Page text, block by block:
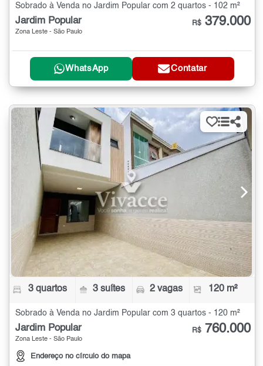
Sobrado à Venda no Jardim Popular com 2 quartos - 102 m²
Jardim Popular
Zona Leste - São Paulo
R$ 379.000
WhatsApp Contatar
3 quartos 3 suítes 2 vagas 120 m²
Sobrado à Venda no Jardim Popular com 3 quartos - 120 m²
Jardim Popular
Zona Leste - São Paulo
Endereço no círculo do mapa
R$ 760.000